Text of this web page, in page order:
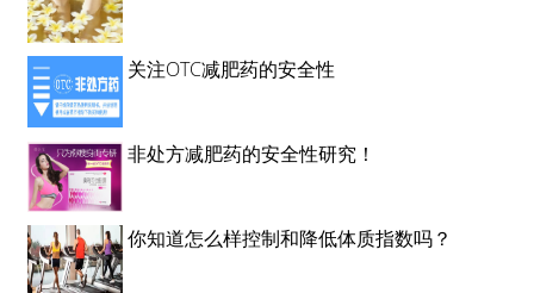
关注OTC减肥药的安全性
非处方减肥药的安全性研究！
你知道怎么样控制和降低体质指数吗？